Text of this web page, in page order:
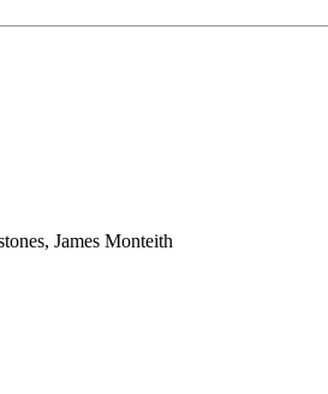
James Monteith